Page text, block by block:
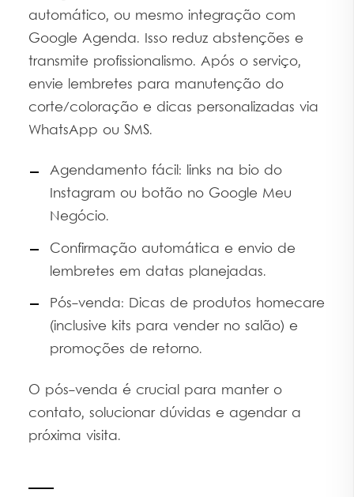
automático, ou mesmo integração com
Google Agenda. Isso reduz abstenções e
transmite profissionalismo. Após o serviço,
envie lembretes para manutenção do
corte/coloração e dicas personalizadas via
WhatsApp ou SMS.
Agendamento fácil: links na bio do
Instagram ou botão no Google Meu
Negócio.
Confirmação automática e envio de
lembretes em datas planejadas.
Pós-venda: Dicas de produtos homecare
(inclusive kits para vender no salão) e
promoções de retorno.
O pós-venda é crucial para manter o
contato, solucionar dúvidas e agendar a
próxima visita.